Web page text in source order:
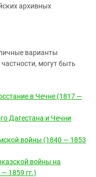
архивных
варианты
могут быть
в Чечне (1817 —
Дагестана и Чечни
войны (1840 — 1853
войны на
1859 гг.)